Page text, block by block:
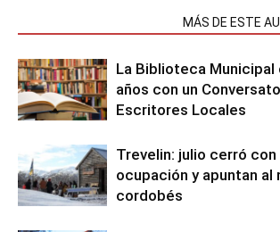
MÁS DE ESTE
La Biblioteca Municipal
años con un
Escritores Locales
Trevelin: julio cerró con
ocupación y apuntan al
cordobés